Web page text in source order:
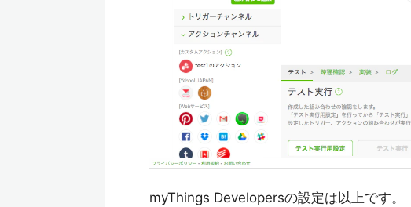
myThings Developersの設定は以上です。